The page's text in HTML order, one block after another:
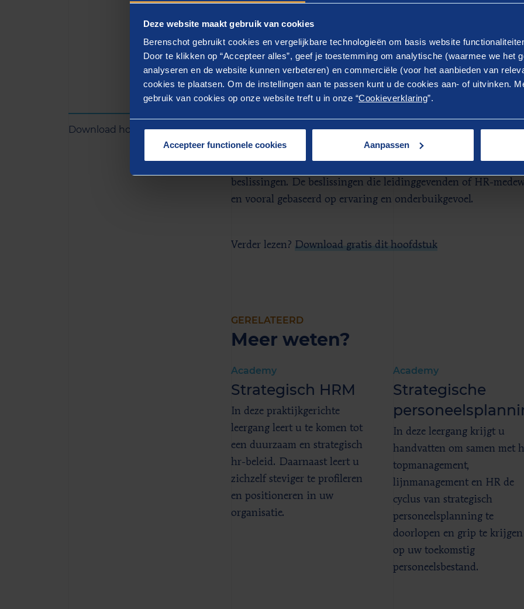
Deze website maakt gebruik van cookies
Berenschot gebruikt cookies en vergelijkbare technologieën om basis website
Door te klikken op “Accepteer alles”, geef je toestemming om analytische (waarmee we het
analyseren en de website kunnen verbeteren) en commerciële (voor het aanbieden van
cookies te plaatsen. Om de instellingen aan te passen kunt u de cookies aan- of uitvinken.
gebruik van cookies op onze website treft u in onze “Cookieverklaring”.
Accepteer functionele cookies Aanpassen
Download hoofdstuk
Binnen de meeste organisaties hebben beslissingen over
strategische impact. Toch worden de meeste HR beslissingen
ervan te concretiseren en meetbaar te maken. En zonder te
beslissingen. De beslissingen die leidinggevenden of HR-
en vooral gebaseerd op ervaring en onderbuikgevoel.
Verder lezen? Download gratis dit hoofdstuk
GERELATEERD
Meer weten?
Academy
Strategisch HRM
In deze praktijkgerichte
leergang leert u te komen tot
een duurzaam en strategisch
hr-beleid. Daarnaast leert u
zichzelf steviger te profileren
en positioneren in uw
organisatie.
Academy
Strategische
In deze leergang krijgt u
handvatten om samen met
topmanagement,
lijnmanagement en HR de
cyclus van strategisch
personeelsplanning te
doorlopen en grip te krijgen
op uw toekomstig
personeelsbestand.